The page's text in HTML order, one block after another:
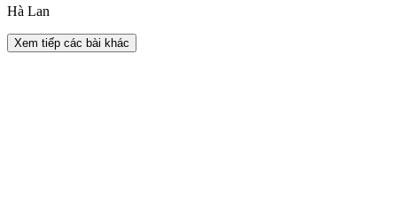
Hà Lan
Xem tiếp các bài khác